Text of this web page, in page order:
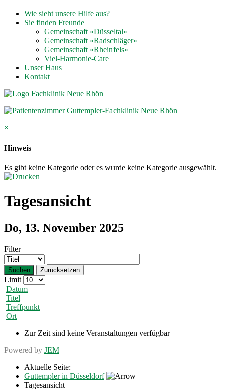
Wie sieht unsere Hilfe aus?
Sie finden Freunde
Gemeinschaft »Düsseltal«
Gemeinschaft »Radschläger«
Gemeinschaft »Rheinfels«
Viel-Harmonie-Care
Unser Haus
Kontakt
×
Hinweis
Es gibt keine Kategorie oder es wurde keine Kategorie ausgewählt.
Tagesansicht
Do, 13. November 2025
Filter
Suchen Zurücksetzen
Limit
Datum
Titel
Treffpunkt
Ort
Zur Zeit sind keine Veranstaltungen verfügbar
Powered by JEM
Aktuelle Seite:
Guttempler in Düsseldorf
Tagesansicht